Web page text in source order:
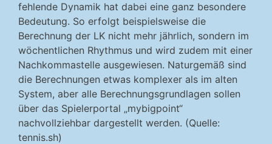
fehlende Dynamik hat dabei eine ganz besondere
Bedeutung. So erfolgt beispielsweise die
Berechnung der LK nicht mehr jährlich, sondern im
wöchentlichen Rhythmus und wird zudem mit einer
Nachkommastelle ausgewiesen. Naturgemäß sind
die Berechnungen etwas komplexer als im alten
System, aber alle Berechnungsgrundlagen sollen
über das Spielerportal „mybigpoint“
nachvollziehbar dargestellt werden. (Quelle:
tennis.sh)